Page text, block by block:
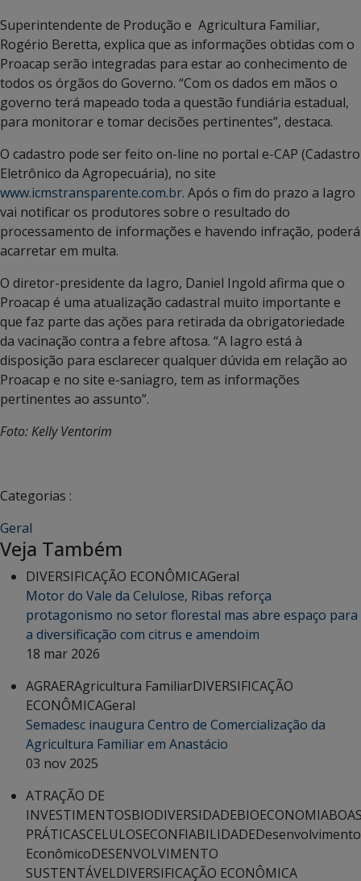
Superintendente de Produção e Agricultura Familiar,
Rogério Beretta, explica que as informações obtidas com o
Proacap serão integradas para estar ao conhecimento de
todos os órgãos do Governo. “Com os dados em mãos o
governo terá mapeado toda a questão fundiária estadual,
para monitorar e tomar decisões pertinentes”, destaca.
O cadastro pode ser feito on-line no portal e-CAP (Cadastro
Eletrônico da Agropecuária), no site
www.icmstransparente.com.br. Após o fim do prazo a Iagro
vai notificar os produtores sobre o resultado do
processamento de informações e havendo infração, poderá
acarretar em multa.
O diretor-presidente da Iagro, Daniel Ingold afirma que o
Proacap é uma atualização cadastral muito importante e
que faz parte das ações para retirada da obrigatoriedade
da vacinação contra a febre aftosa. “A Iagro está à
disposição para esclarecer qualquer dúvida em relação ao
Proacap e no site e-saniagro, tem as informações
pertinentes ao assunto”.
Foto: Kelly Ventorim
Categorias :
Geral
Veja Também
DIVERSIFICAÇÃO ECONÔMICAGeral
Motor do Vale da Celulose, Ribas reforça
protagonismo no setor florestal mas abre espaço para
a diversificação com citrus e amendoim
18 mar 2026
AGRAERAgricultura FamiliarDIVERSIFICAÇÃO
ECONÔMICAGeral
Semadesc inaugura Centro de Comercialização da
Agricultura Familiar em Anastácio
03 nov 2025
ATRAÇÃO DE
INVESTIMENTOSBIODIVERSIDADEBIOECONOMIA
PRÁTICASCELULOSECONFIABILIDADEDesenvolvimento
EconômicoDESENVOLVIMENTO
SUSTENTÁVELDIVERSIFICAÇÃO ECONÔMICA